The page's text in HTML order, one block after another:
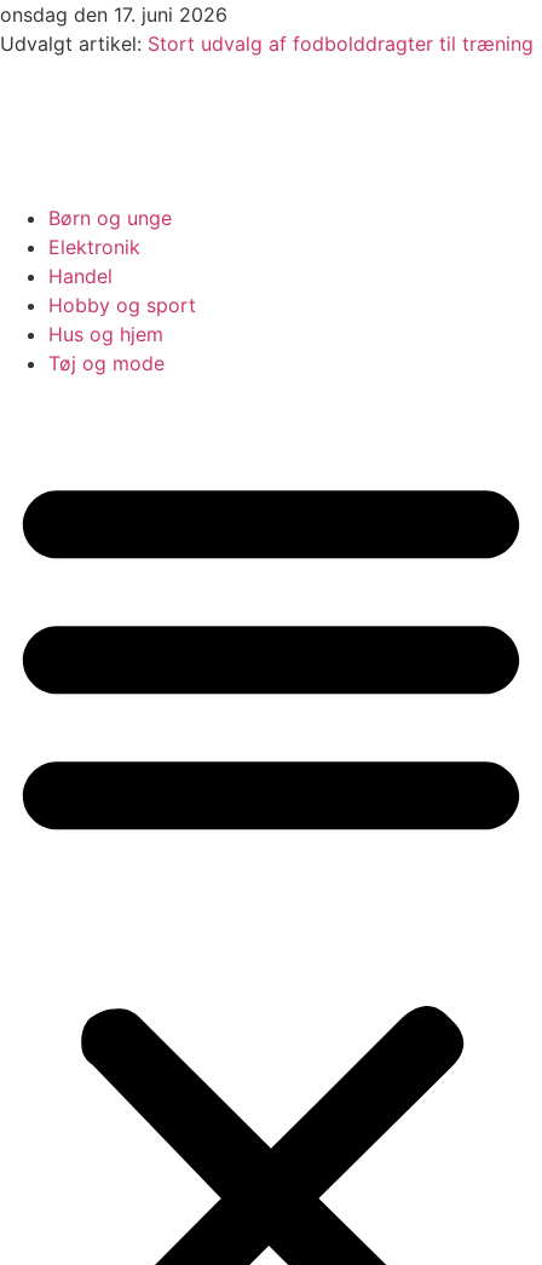
Videre
til
onsdag den 17. juni 2026
Udvalgt artikel: Stort udvalg af fodbolddragter til træning
Børn og unge
Elektronik
Handel
Hobby og sport
Hus og hjem
Tøj og mode